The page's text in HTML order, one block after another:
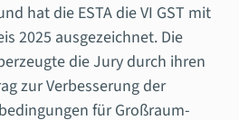
hat die ESTA die VI GST mit
2025 ausgezeichnet. Die
die Jury durch ihren
zur Verbesserung der
für Großraum-